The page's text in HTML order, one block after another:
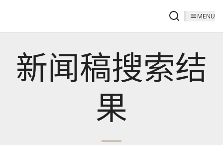
MENU
新闻稿搜索结
果